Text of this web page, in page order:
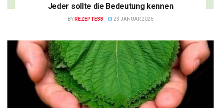
Jeder sollte die Bedeutung kennen
BY REZEPTE38 23 JANUAR 2026